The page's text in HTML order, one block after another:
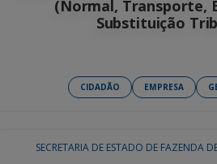
(Normal, Transporte,
Substituição
CIDADÃO EMPRESA
SECRETARIA DE ESTADO DE FAZENDA